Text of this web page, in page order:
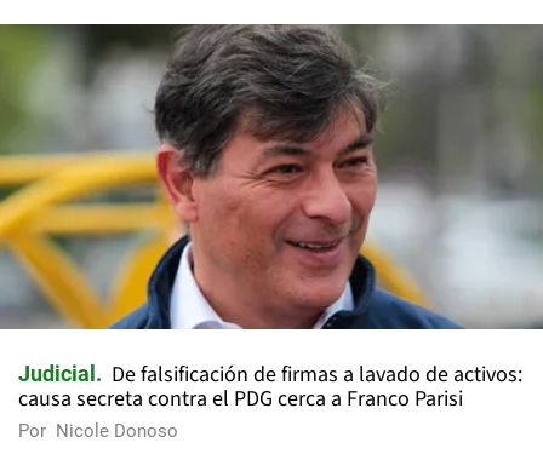
Judicial
De falsificación de firmas a lavado de activos:
causa secreta contra el PDG cerca a Franco Parisi
Por Nicole Donoso